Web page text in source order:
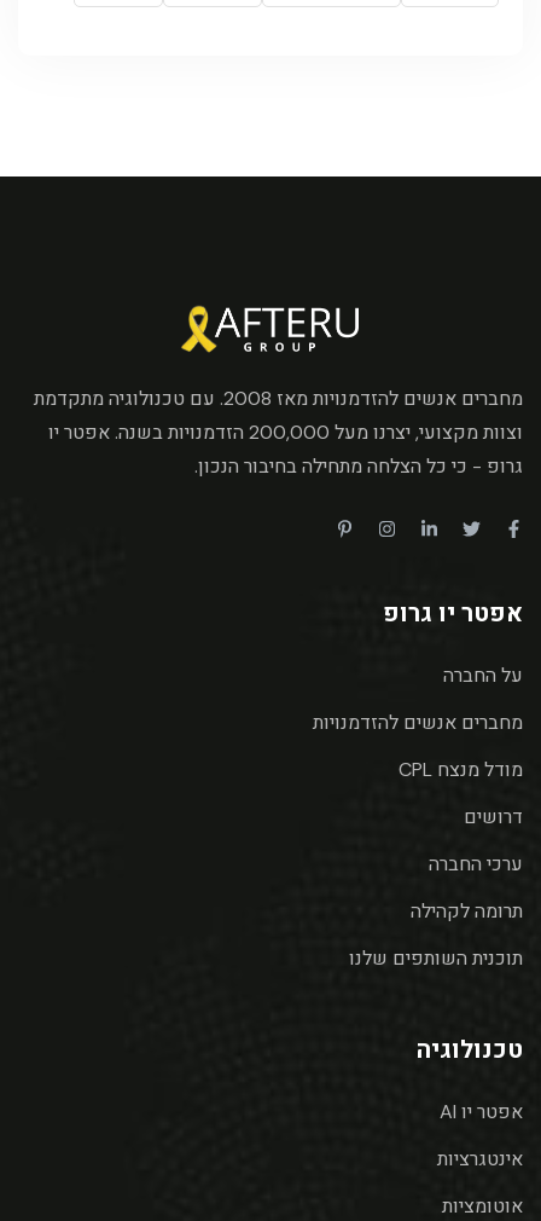
מחברים אנשים להזדמנויות מאז 2008. עם טכנולוגיה מתקדמת
וצוות מקצועי, יצרנו מעל 200,000 הזדמנויות בשנה. אפטר יו
גרופ - כי כל הצלחה מתחילה בחיבור הנכון.
אפטר יו גרופ
על החברה
מחברים אנשים להזדמנויות
מודל מנצח CPL
דרושים
ערכי החברה
תרומה לקהילה
תוכנית השותפים שלנו
טכנולוגיה
אפטר יו AI
אינטגרציות
אוטומציות